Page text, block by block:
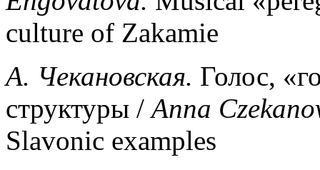
culture of Zakamie
А. Чекановская. Голос,
структуры / Anna
Slavonic examples